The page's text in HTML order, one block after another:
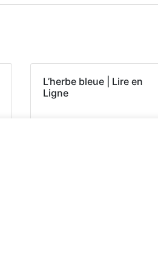
L’herbe bleue | Lire en
Ligne